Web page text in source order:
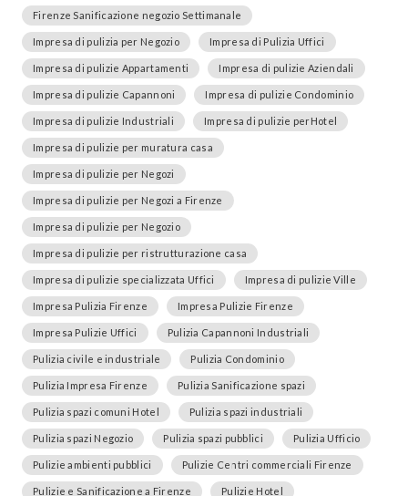
Firenze Sanificazione negozio Settimanale
Impresa di pulizia per Negozio Impresa di Pulizia Uffici
Impresa di pulizie Appartamenti Impresa di pulizie Aziendali
Impresa di pulizie Capannoni Impresa di pulizie Condominio
Impresa di pulizie Industriali Impresa di pulizie perHotel
Impresa di pulizie per muratura casa
Impresa di pulizie per Negozi
Impresa di pulizie per Negozi a Firenze
Impresa di pulizie per Negozio
Impresa di pulizie per ristrutturazione casa
Impresa di pulizie specializzata Uffici Impresa di pulizie Ville
Impresa Pulizia Firenze Impresa Pulizie Firenze
Impresa Pulizie Uffici Pulizia Capannoni Industriali
Pulizia civile e industriale Pulizia Condominio
Pulizia Impresa Firenze Pulizia Sanificazione spazi
Pulizia spazi comuni Hotel Pulizia spazi industriali
Pulizia spazi Negozio Pulizia spazi pubblici Pulizia Ufficio
Pulizie ambienti pubblici Pulizie Centri commerciali Firenze
Pulizie e Sanificazione a Firenze Pulizie Hotel